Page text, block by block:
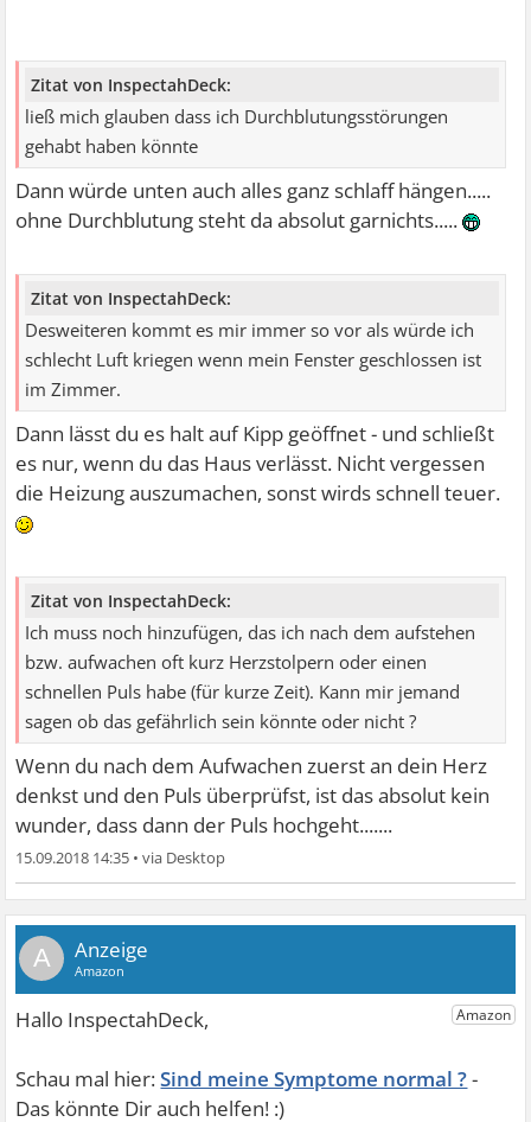
Zitat von InspectahDeck:
ließ mich glauben dass ich Durchblutungsstörungen
gehabt haben könnte
Dann würde unten auch alles ganz schlaff hängen.....
ohne Durchblutung steht da absolut garnichts.....
Zitat von InspectahDeck:
Desweiteren kommt es mir immer so vor als würde ich
schlecht Luft kriegen wenn mein Fenster geschlossen ist
im Zimmer.
Dann lässt du es halt auf Kipp geöffnet - und schließt
es nur, wenn du das Haus verlässt. Nicht vergessen
die Heizung auszumachen, sonst wirds schnell teuer.
Zitat von InspectahDeck:
Ich muss noch hinzufügen, das ich nach dem aufstehen
bzw. aufwachen oft kurz Herzstolpern oder einen
schnellen Puls habe (für kurze Zeit). Kann mir jemand
sagen ob das gefährlich sein könnte oder nicht ?
Wenn du nach dem Aufwachen zuerst an dein Herz
denkst und den Puls überprüfst, ist das absolut kein
wunder, dass dann der Puls hochgeht.......
15.09.2018 14:35 •
A
Sind meine Symptome normal ?